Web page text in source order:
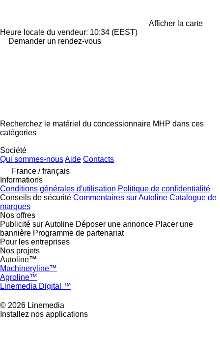
Afficher la carte
Heure locale du vendeur: 10:34 (EEST)
Demander un rendez-vous
Recherchez le matériel du concessionnaire MHP dans ces
catégories
disallow-in-dsa
Société
Qui sommes-nousAide Contacts
France / français
Informations
Conditions générales d'utilisation Politique de confidentialité
Conseils de sécurité Commentaires sur Autoline Catalogue de
marques
Nos offres
Publicité sur Autoline Déposer une annonce Placer une
bannière Programme de partenariat
Pour les entreprises
Nos projets
Autoline™
Machineryline™
Agroline™
Linemedia Digital ™
© 2026 Linemedia
Installez nos applications